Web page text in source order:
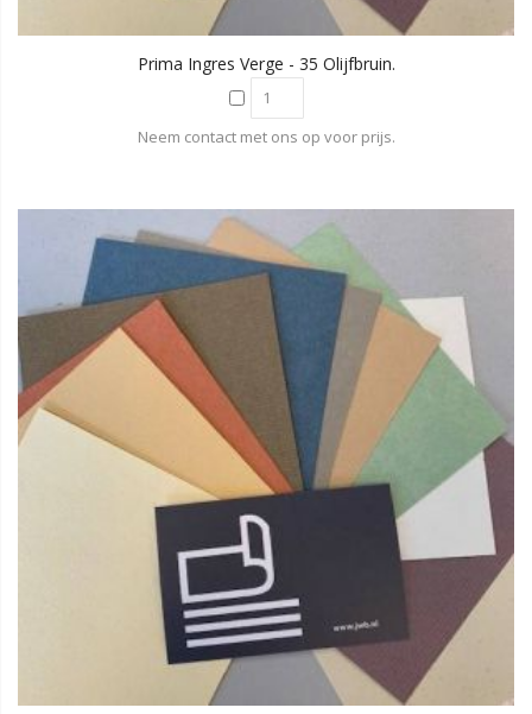
Prima Ingres Verge - 35 Olijfbruin.
Neem contact met ons op voor prijs.